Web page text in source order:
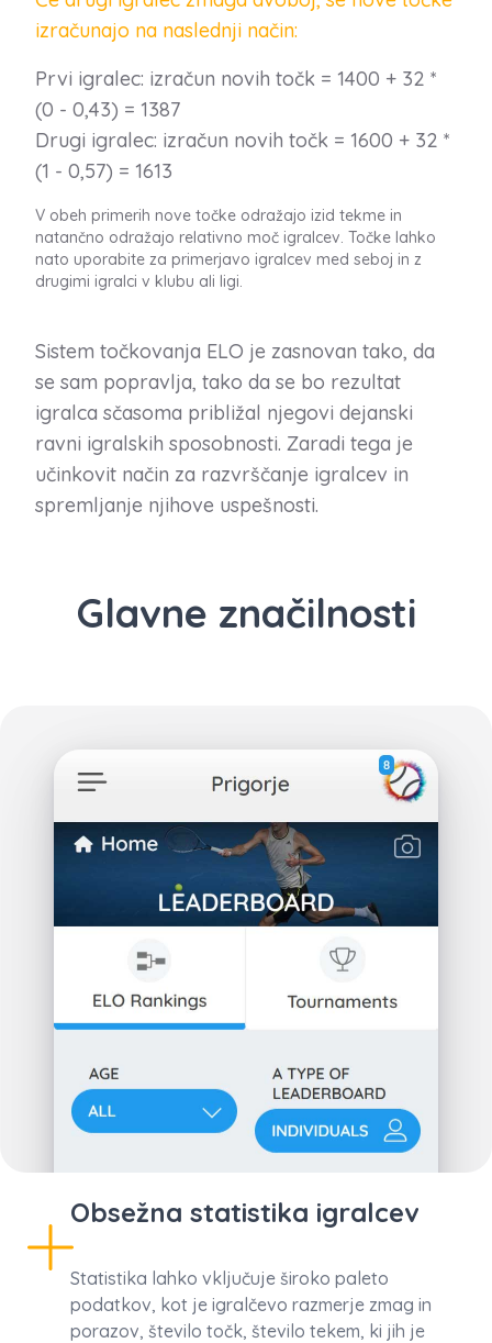
izračunajo na naslednji način:
Prvi igralec: izračun novih točk = 1400 + 32 *
(0 - 0,43) = 1387
Drugi igralec: izračun novih točk = 1600 + 32 *
(1 - 0,57) = 1613
V obeh primerih nove točke odražajo izid tekme in
natančno odražajo relativno moč igralcev. Točke lahko
nato uporabite za primerjavo igralcev med seboj in z
drugimi igralci v klubu ali ligi.
Sistem točkovanja ELO je zasnovan tako, da
se sam popravlja, tako da se bo rezultat
igralca sčasoma približal njegovi dejanski
ravni igralskih sposobnosti. Zaradi tega je
učinkovit način za razvrščanje igralcev in
spremljanje njihove uspešnosti.
Glavne značilnosti
Obsežna statistika igralcev
Statistika lahko vključuje široko paleto
podatkov, kot je igralčevo razmerje zmag in
porazov, število točk, število tekem, ki jih je